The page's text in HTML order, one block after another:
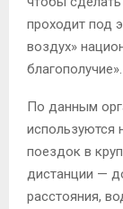
проходит под
воздух»
благополучие».
По данным
используются
поездок в
дистанции —
расстояния,